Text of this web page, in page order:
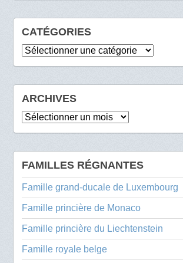
CATÉGORIES
Catégories
ARCHIVES
Archives
FAMILLES RÉGNANTES
Famille grand-ducale de Luxembourg
Famille princière de Monaco
Famille princière du Liechtenstein
Famille royale belge